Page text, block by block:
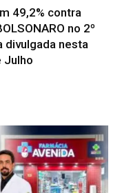
49,2% contra
no 2º
divulgada nesta
Julho